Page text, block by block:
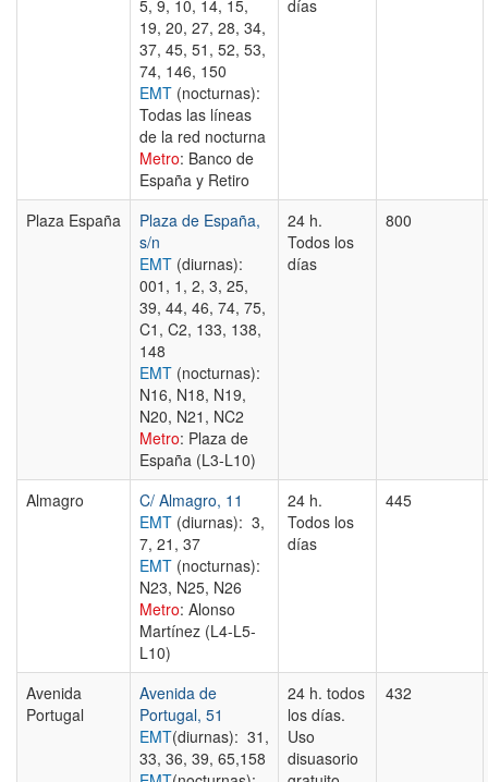
5, 9, 10, 14, 15,
19, 20, 27, 28, 34,
37, 45, 51, 52, 53,
74, 146, 150
EMT (nocturnas):
Todas las líneas
de la red nocturna
Metro: Banco de
España y Retiro
días
Plaza España
Plaza de España,
s/n
EMT (diurnas):
001, 1, 2, 3, 25,
39, 44, 46, 74, 75,
C1, C2, 133, 138,
148
EMT (nocturnas):
N16, N18, N19,
N20, N21, NC2
Metro: Plaza de
España (L3-L10)
24 h.
Todos los
días
800
Almagro
C/ Almagro, 11
EMT (diurnas): 3,
7, 21, 37
EMT (nocturnas):
N23, N25, N26
Metro: Alonso
Martínez (L4-L5-
L10)
24 h.
Todos los
días
445
Avenida
Portugal
Avenida de
Portugal, 51
EMT(diurnas): 31,
33, 36, 39, 65,158
24 h. todos
los días.
Uso
disuasorio
432